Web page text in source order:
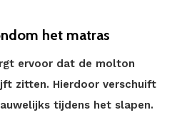
het matras
ervoor dat de molton
zitten. Hierdoor verschuift
tijdens het slapen.